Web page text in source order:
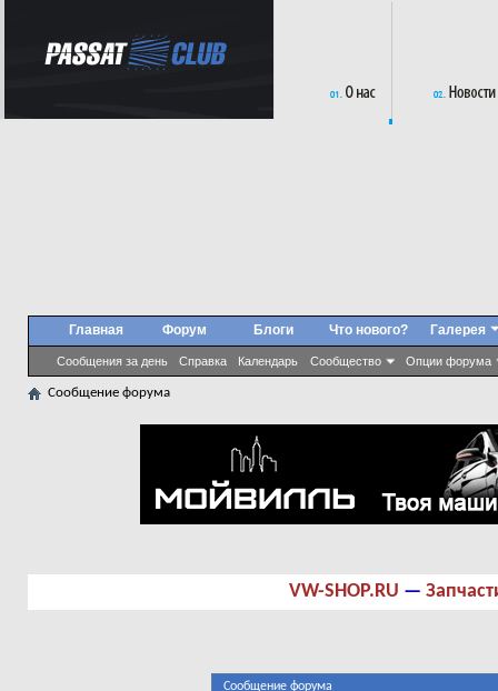
Главная Форум
Сообщения за день Справка Календарь Сообщество Опции форума
Блоги Что нового? Галерея
Сообщение форума
VW-SHOP.RU —
Сообщение форума